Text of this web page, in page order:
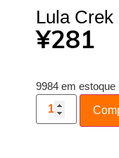
Lula Crek
¥281
9984 em estoque